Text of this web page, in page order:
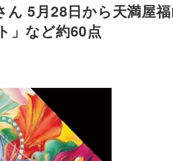
ん 5月28日から天満屋
」など約60点